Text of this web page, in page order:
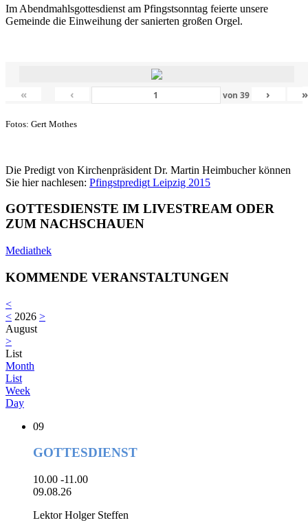
Im Abendmahlsgottesdienst am Pfingstsonntag feierte unsere
Gemeinde die Einweihung der sanierten großen Orgel.
« ‹ von 39 › »
Fotos: Gert Mothes
Die Predigt von Kirchenpräsident Dr. Martin Heimbucher können
Sie hier nachlesen: Pfingstpredigt Leipzig 2015
GOTTESDIENSTE IM LIVESTREAM ODER
ZUM NACHSCHAUEN
Mediathek
KOMMENDE VERANSTALTUNGEN
<
< 2026 >
August
>
List
Month
List
Week
Day
09
GOTTESDIENST
10.00 -11.00
09.08.26
Lektor Holger Steffen